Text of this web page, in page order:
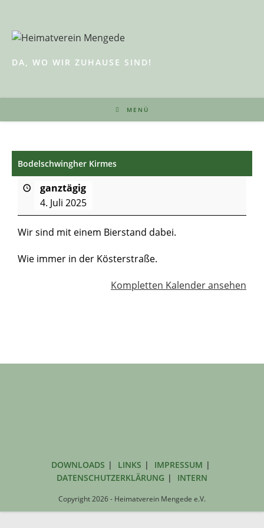
springen
DA, WO WIR ZUHAUSE SIND!
MENÜ
Bodelschwingher Kirmes
ganztägig
4. Juli 2025
Wir sind mit einem Bierstand dabei.
Wie immer in der Kösterstraße.
Kompletten Kalender ansehen
DOWNLOADS LINKS
IMPRESSUM
DATENSCHUTZERKLÄRUNG
INTERN
Copyright 2026 - Heimatverein Mengede e.V.